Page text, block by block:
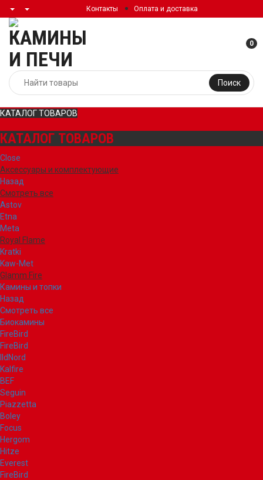
Контакты Оплата и доставка
Поиск
0
КАТАЛОГ ТОВАРОВ
КАТАЛОГ ТОВАРОВ
Close
Аксессуары и комплектующие
Назад
Смотреть все
Astov
Etna
Meta
Royal Flame
Kratki
Kaw-Met
Glamm Fire
Камины и топки
Назад
Смотреть все
Биокамины
FireBird
FireBird
IldNord
Kalfire
BEF
Seguin
Piazzetta
Boley
Focus
Hergom
Hitze
Everest
FireBird